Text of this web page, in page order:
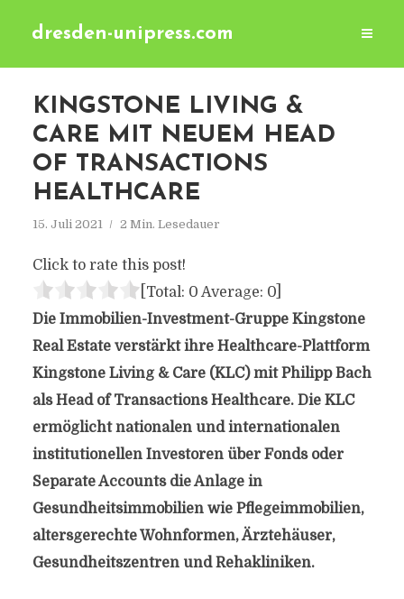
dresden-unipress.com
KINGSTONE LIVING &
CARE MIT NEUEM HEAD
OF TRANSACTIONS
HEALTHCARE
15. Juli 2021 2 Min. Lesedauer
Click to rate this post!
[Total: 0 Average: 0]
Die Immobilien-Investment-Gruppe Kingstone
Real Estate verstärkt ihre Healthcare-Plattform
Kingstone Living & Care (KLC) mit Philipp Bach
als Head of Transactions Healthcare. Die KLC
ermöglicht nationalen und internationalen
institutionellen Investoren über Fonds oder
Separate Accounts die Anlage in
Gesundheitsimmobilien wie Pflegeimmobilien,
altersgerechte Wohnformen, Ärztehäuser,
Gesundheitszentren und Rehakliniken.